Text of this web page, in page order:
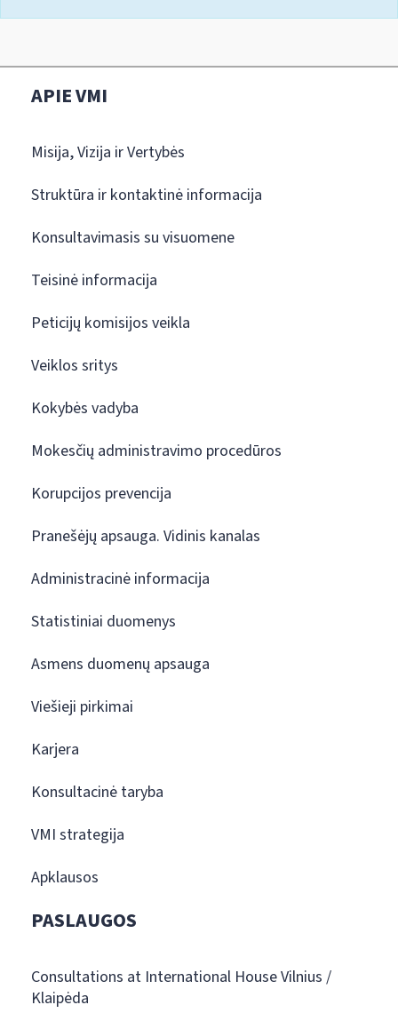
APIE VMI
Misija, Vizija ir Vertybės
Struktūra ir kontaktinė informacija
Konsultavimasis su visuomene
Teisinė informacija
Peticijų komisijos veikla
Veiklos sritys
Kokybės vadyba
Mokesčių administravimo procedūros
Korupcijos prevencija
Pranešėjų apsauga. Vidinis kanalas
Administracinė informacija
Statistiniai duomenys
Asmens duomenų apsauga
Viešieji pirkimai
Karjera
Konsultacinė taryba
VMI strategija
Apklausos
PASLAUGOS
Consultations at International House Vilnius /
Klaipėda